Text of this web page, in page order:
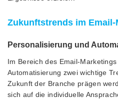
Zukunftstrends im Email-
Personalisierung und
Im Bereich des Email-Marketings
Automatisierung zwei wichtige
Zukunft der Branche prägen
sich auf die individuelle